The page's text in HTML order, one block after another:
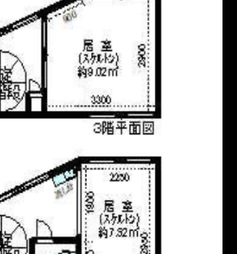
HOME
FOR SALE
BLOG
ABOUT